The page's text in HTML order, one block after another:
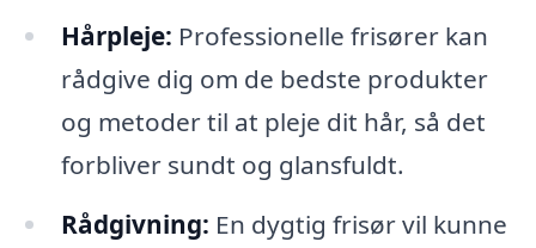
Hårpleje: Professionelle frisører kan
rådgive dig om de bedste produkter
og metoder til at pleje dit hår, så det
forbliver sundt og glansfuldt.
Rådgivning: En dygtig frisør vil kunne